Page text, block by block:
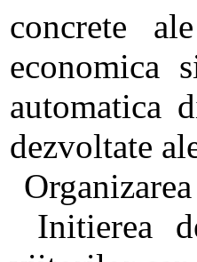
concrete
economica
automatica
dezvoltate
Initierea